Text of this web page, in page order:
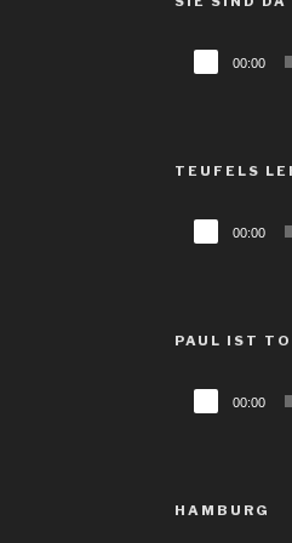
Audio-
Player
00:00
TEUFELS
Audio-
Player
00:00
PAUL IST
Audio-
Player
00:00
HAMBURG